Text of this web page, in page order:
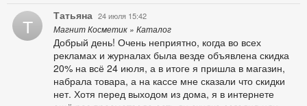
Т Татьяна 24 июля 15:42
Магнит Косметик » Каталог
Добрый день! Очень неприятно, когда во всех
рекламах и журналах была везде объявлена скидка
20% на всё 24 июля, а в итоге я пришла в магазин,
набрала товара, а на кассе мне сказали что скидки
нет. Хотя перед выходом из дома, я в интернете